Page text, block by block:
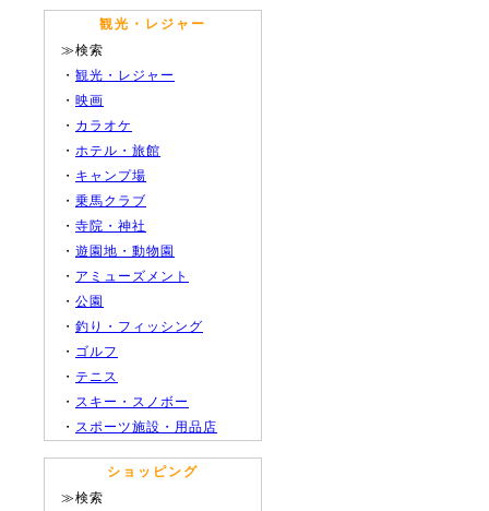
観光・レジャー
≫検索
・ 観光・レジャー
・ 映画
・ カラオケ
・ ホテル・旅館
・ キャンプ場
・ 乗馬クラブ
・ 寺院・神社
・ 遊園地・動物園
・ アミューズメント
・ 公園
・ 釣り・フィッシング
・ ゴルフ
・ テニス
・ スキー・スノボー
・ スポーツ施設・用品店
ショッピング
≫検索